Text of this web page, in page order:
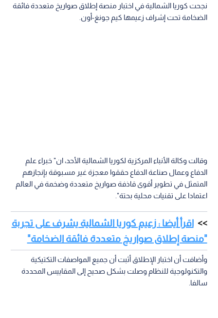
نجحت كوريا الشمالية في اختبار منصة إطلاق صواريخ متعددة فائقة
الضخامة تحت إشراف زعيمها كيم جونغ-أون.
وقالت وكالة الأنباء المركزية لكوريا الشمالية الأحد، ان" خبراء علم
الدفاع وعمال صناعة الدفاع حققوا معجزة غير مسبوقة بإنجازهم
المتمثل في تطوير أقوى قاذفة صواريخ متعددة وضخمة في العالم
اعتمادا على تقنيات محلية بحتة".
اقرأ أيضا : زعيم كوريا الشمالية يشرف على تجربة
"منصة إطلاق صواريخ متعددة فائقة الضخامة"
وأضافت أن اختبار الإطلاق أثبت أن جميع المواصفات التكتيكية
والتكنولوجية للنظام وصلت بشكل صحيح إلى المقاييس المحددة
سالفا.